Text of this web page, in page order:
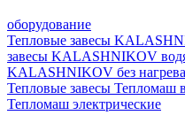
оборудование
Тепловые завесы
завесы KALASHNIKOV
KALASHNIKOV без нагрева
Тепловые завесы Тепломаш
Тепломаш электрические